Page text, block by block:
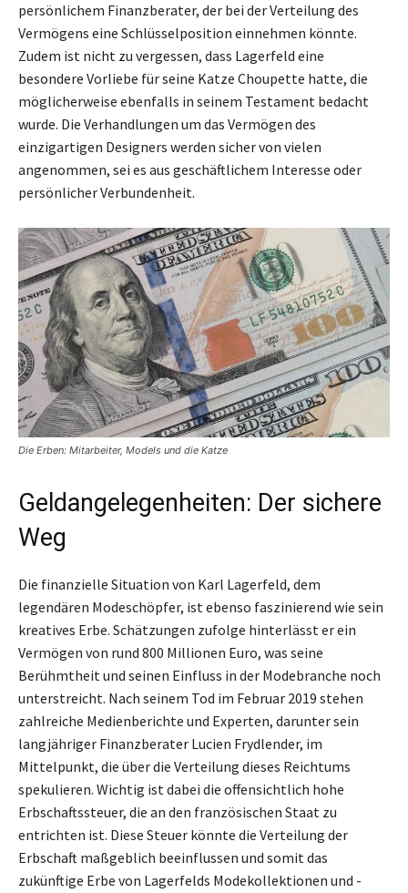
persönlichem Finanzberater, der bei der Verteilung des
Vermögens eine Schlüsselposition einnehmen könnte.
Zudem ist nicht zu vergessen, dass Lagerfeld eine
besondere Vorliebe für seine Katze Choupette hatte, die
möglicherweise ebenfalls in seinem Testament bedacht
wurde. Die Verhandlungen um das Vermögen des
einzigartigen Designers werden sicher von vielen
angenommen, sei es aus geschäftlichem Interesse oder
persönlicher Verbundenheit.
Die Erben: Mitarbeiter, Models und die Katze
Geldangelegenheiten: Der sichere
Weg
Die finanzielle Situation von Karl Lagerfeld, dem
legendären Modeschöpfer, ist ebenso faszinierend wie sein
kreatives Erbe. Schätzungen zufolge hinterlässt er ein
Vermögen von rund 800 Millionen Euro, was seine
Berühmtheit und seinen Einfluss in der Modebranche noch
unterstreicht. Nach seinem Tod im Februar 2019 stehen
zahlreiche Medienberichte und Experten, darunter sein
langjähriger Finanzberater Lucien Frydlender, im
Mittelpunkt, die über die Verteilung dieses Reichtums
spekulieren. Wichtig ist dabei die offensichtlich hohe
Erbschaftssteuer, die an den französischen Staat zu
entrichten ist. Diese Steuer könnte die Verteilung der
Erbschaft maßgeblich beeinflussen und somit das
zukünftige Erbe von Lagerfelds Modekollektionen und -